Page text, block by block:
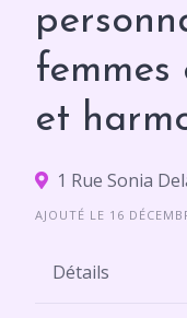
femmes
et
1 Rue Sonia
AJOUTÉ LE 16
Détails